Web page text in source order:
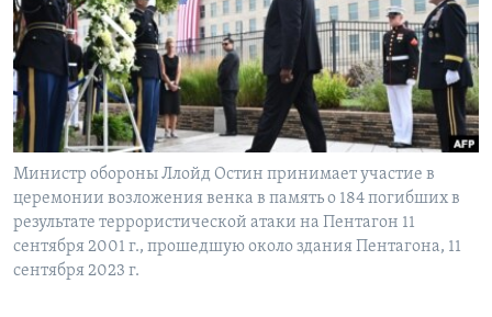
Learning English
СОЦИАЛЬНЫЕ СЕТИ
Языки
Министр обороны Ллойд Остин принимает участие в
церемонии возложения венка в память о 184 погибших в
результате террористической атаки на Пентагон 11
сентября 2001 г., прошедшую около здания Пентагона, 11
сентября 2023 г.